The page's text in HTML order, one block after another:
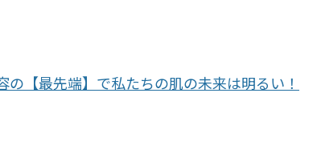
【最先端】で私たちの肌の未来は明るい！